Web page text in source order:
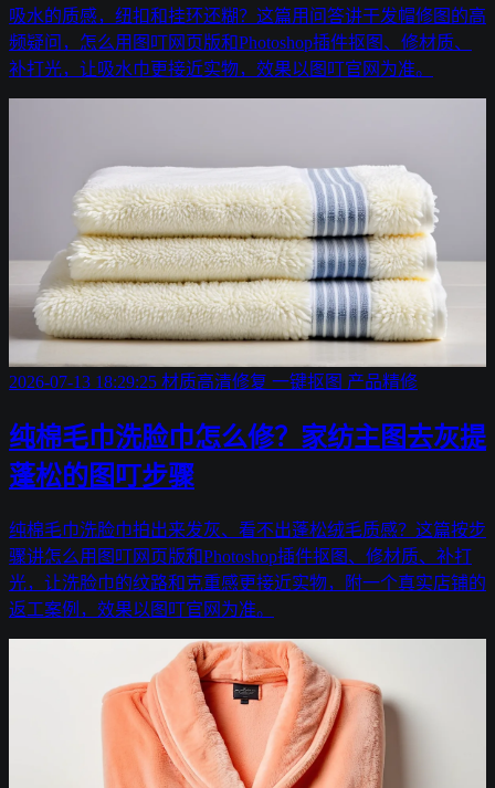
吸水的质感，纽扣和挂环还糊？这篇用问答讲干发帽修图的高
频疑问，怎么用图叮网页版和Photoshop插件抠图、修材质、
补打光，让吸水巾更接近实物，效果以图叮官网为准。
2026-07-13 18:29:25 材质高清修复 一键抠图 产品精修
纯棉毛巾洗脸巾怎么修？家纺主图去灰提
蓬松的图叮步骤
纯棉毛巾洗脸巾拍出来发灰、看不出蓬松绒毛质感？这篇按步
骤讲怎么用图叮网页版和Photoshop插件抠图、修材质、补打
光，让洗脸巾的纹路和克重感更接近实物，附一个真实店铺的
返工案例，效果以图叮官网为准。